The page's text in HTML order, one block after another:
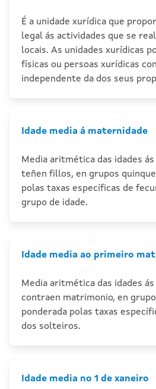
É a unidade xurídica que
legal ás actividades que se
locais. As unidades xurídicas
físicas ou persoas xurídicas
independente da dos seus
Idade media á maternidade
Media aritmética das idades
teñen fillos, en grupos
polas taxas específicas de
grupo de idade.
Idade media ao primeiro
Media aritmética das idades
contraen matrimonio, en
ponderada polas taxas
dos solteiros.
Idade media no 1 de xaneiro